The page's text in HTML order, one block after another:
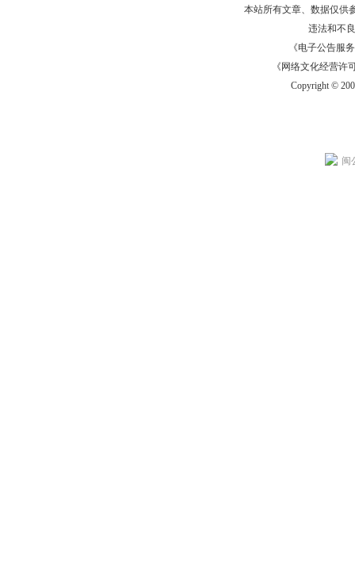
本站所有文章、数据仅供
违法和不
《电子公告服务
《网络文化经营许
Copyright ©
闽